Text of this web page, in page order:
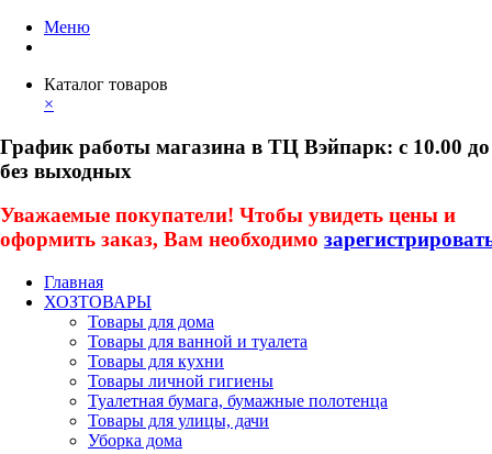
Меню
Каталог товаров
×
График работы магазина в ТЦ Вэйпарк: с 10.00 до
без выходных
Уважаемые покупатели! Чтобы увидеть цены и
оформить заказ, Вам необходимо
Главная
ХОЗТОВАРЫ
Товары для дома
Товары для ванной и туалета
Товары для кухни
Товары личной гигиены
Туалетная бумага, бумажные полотенца
Товары для улицы, дачи
Уборка дома